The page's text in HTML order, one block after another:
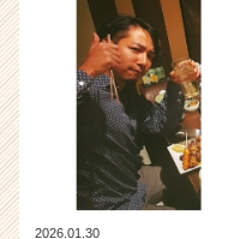
a
r
e
e
r）
2026.01.30